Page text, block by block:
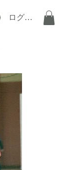
お問い合わせ
ログイン